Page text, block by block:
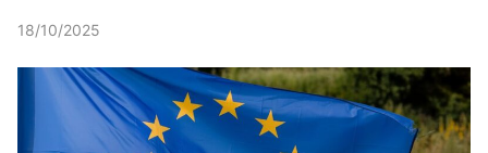
18/10/2025